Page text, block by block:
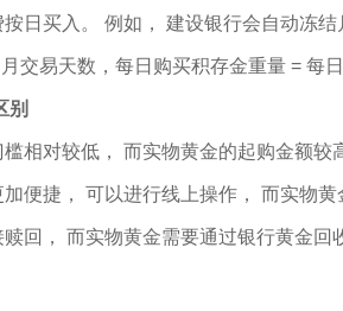
日买入。 例如， 建设银行会自动冻
交易天数，每日购买积存金重量 = 每
别
相对较低， 而实物黄金的起购金额较
便捷， 可以进行线上操作， 而实物
回， 而实物黄金需要通过银行黄金回